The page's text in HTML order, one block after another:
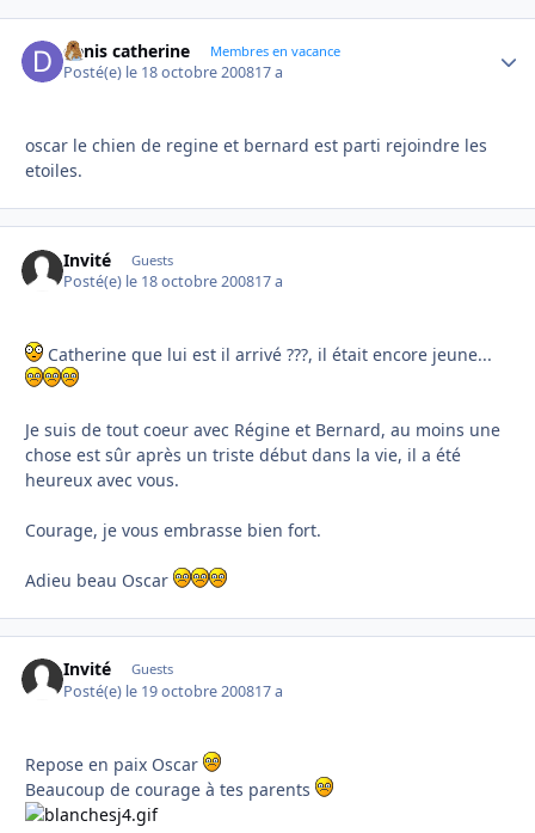
denis catherine Membres en vacance
Posté(e) le 18 octobre 200817 a
oscar le chien de regine et bernard est parti rejoindre les
etoiles.
Invité Guests
Posté(e) le 18 octobre 200817 a
Catherine que lui est il arrivé ???, il était encore jeune...
Je suis de tout coeur avec Régine et Bernard, au moins une
chose est sûr après un triste début dans la vie, il a été
heureux avec vous.
Courage, je vous embrasse bien fort.
Adieu beau Oscar
Invité Guests
Posté(e) le 19 octobre 200817 a
Repose en paix Oscar
Beaucoup de courage à tes parents